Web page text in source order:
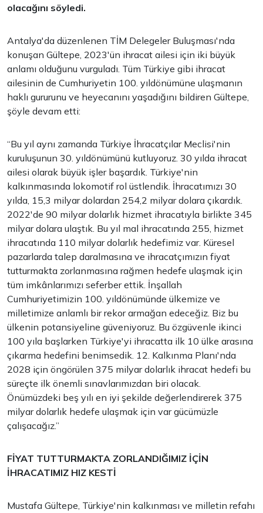
olacağını söyledi.
Antalya'da düzenlenen TİM Delegeler Buluşması'nda
konuşan Gültepe, 2023'ün ihracat ailesi için iki büyük
anlamı olduğunu vurguladı. Tüm Türkiye gibi ihracat
ailesinin de Cumhuriyetin 100. yıldönümüne ulaşmanın
haklı gururunu ve heyecanını yaşadığını bildiren Gültepe,
şöyle devam etti:
“Bu yıl aynı zamanda Türkiye İhracatçılar Meclisi'nin
kuruluşunun 30. yıldönümünü kutluyoruz. 30 yılda ihracat
ailesi olarak büyük işler başardık. Türkiye'nin
kalkınmasında lokomotif rol üstlendik. İhracatımızı 30
yılda, 15,3 milyar dolardan 254,2 milyar dolara çıkardık.
2022'de 90 milyar dolarlık hizmet ihracatıyla birlikte 345
milyar dolara ulaştık. Bu yıl mal ihracatında 255, hizmet
ihracatında 110 milyar dolarlık hedefimiz var. Küresel
pazarlarda talep daralmasına ve ihracatçımızın fiyat
tutturmakta zorlanmasına rağmen hedefe ulaşmak için
tüm imkânlarımızı seferber ettik. İnşallah
Cumhuriyetimizin 100. yıldönümünde ülkemize ve
milletimize anlamlı bir rekor armağan edeceğiz. Biz bu
ülkenin potansiyeline güveniyoruz. Bu özgüvenle ikinci
100 yıla başlarken Türkiye'yi ihracatta ilk 10 ülke arasına
çıkarma hedefini benimsedik. 12. Kalkınma Planı'nda
2028 için öngörülen 375 milyar dolarlık ihracat hedefi bu
süreçte ilk önemli sınavlarımızdan biri olacak.
Önümüzdeki beş yılı en iyi şekilde değerlendirerek 375
milyar dolarlık hedefe ulaşmak için var gücümüzle
çalışacağız.”
FİYAT TUTTURMAKTA ZORLANDIĞIMIZ İÇİN
İHRACATIMIZ HIZ KESTİ
Mustafa Gültepe, Türkiye'nin kalkınması ve milletin refahı